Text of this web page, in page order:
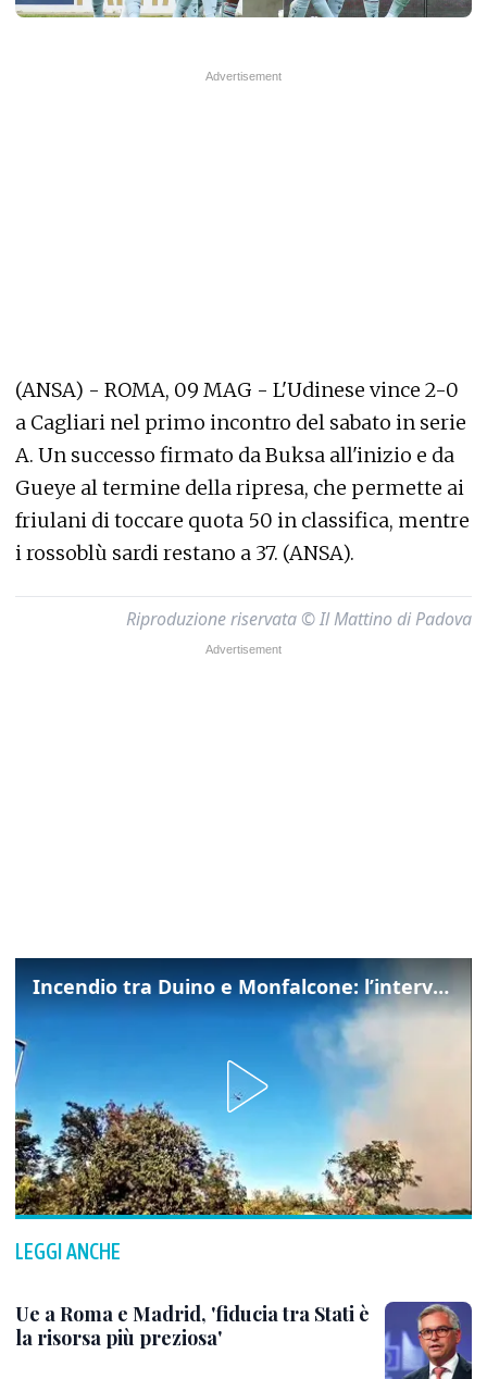
(ANSA) - ROMA, 09 MAG - L'Udinese vince 2-0
a Cagliari nel primo incontro del sabato in serie
A. Un successo firmato da Buksa all'inizio e da
Gueye al termine della ripresa, che permette ai
friulani di toccare quota 50 in classifica, mentre
i rossoblù sardi restano a 37. (ANSA).
Riproduzione riservata © Il Mattino di Padova
Incendio tra Duino e Monfalcone: l’intervento dei vigili del fuoco
LEGGI ANCHE
Ue a Roma e Madrid, 'fiducia tra Stati è
la risorsa più preziosa'